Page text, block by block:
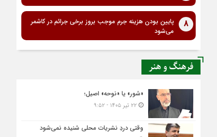
8
پایین بودن هزینه جرم موجب بروز برخی جرائم در کاشمر
می‌شود
فرهنگ و هنر
«شور» یا «نوحه» اصیل؛
۲۲ تیر ۱۴۰۵ - ۹:۵۲
وقتی دردِ نشریات محلی شنیده نمی‌شود